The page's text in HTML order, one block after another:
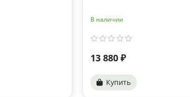
В наличии
13 880 ₽
Купить